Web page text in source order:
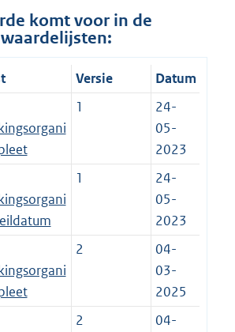
komt voor in de
Versie
Datum
1
24-
05-
2023
1
24-
05-
2023
2
04-
03-
2025
2
04-